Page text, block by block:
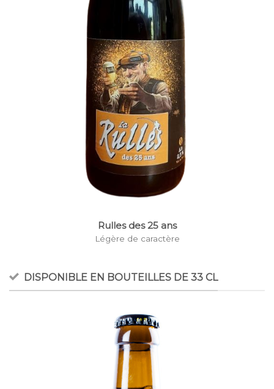
Rulles des 25 ans
Légère de caractère
DISPONIBLE EN BOUTEILLES DE 33 CL